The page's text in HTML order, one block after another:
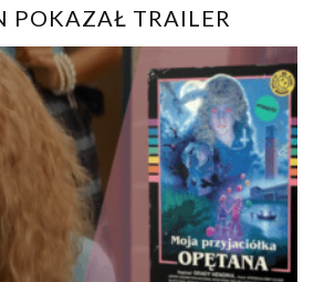
POKAZAŁ TRAILER